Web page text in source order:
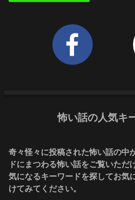
怖い話の人気キ
奇々怪々に投稿された怖い話の中
ドにまつわる怖い話をご覧いただ
気になるキーワードを探してお気
けてみてください。